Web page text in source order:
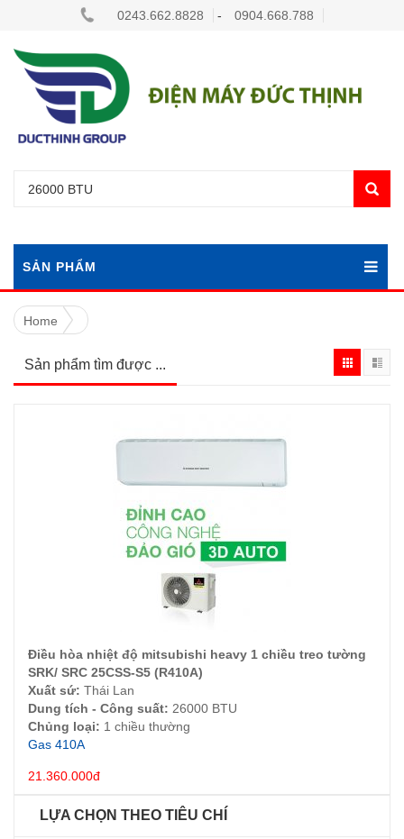
0243.662.8828 - 0904.668.788
SẢN PHẨM
Home
Sản phẩm tìm được ...
ĐẶT HÀNG
Điều hòa nhiệt độ mitsubishi heavy 1 chiều treo tường
SRK/ SRC 25CSS-S5 (R410A)
Xuất sứ: Thái Lan
Dung tích - Công suất: 26000 BTU
Chủng loại: 1 chiều thường
Gas 410A
21.360.000đ
LỰA CHỌN THEO TIÊU CHÍ